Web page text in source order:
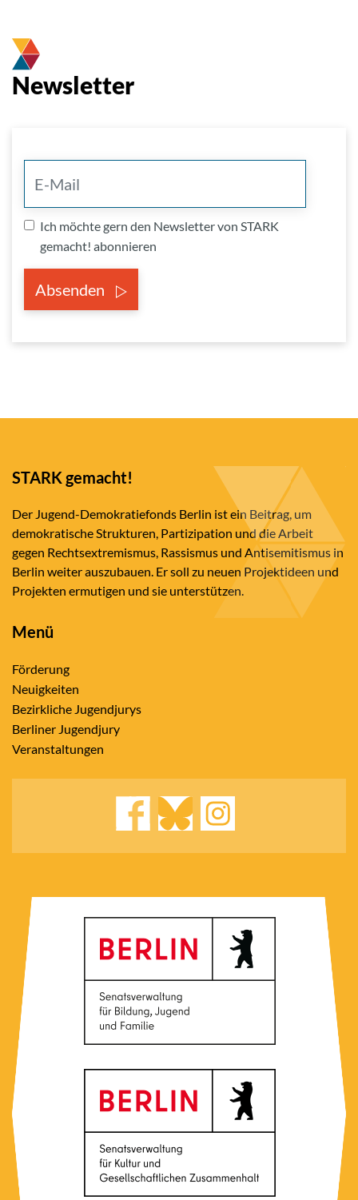
Newsletter
Ich möchte gern den Newsletter von STARK
gemacht! abonnieren
Absenden
STARK gemacht!
Der Jugend-Demokratiefonds Berlin ist ein Beitrag, um
demokratische Strukturen, Partizipation und die Arbeit
gegen Rechtsextremismus, Rassismus und Antisemitismus in
Berlin weiter auszubauen. Er soll zu neuen Projektideen und
Projekten ermutigen und sie unterstützen.
Menü
Förderung
Neuigkeiten
Bezirkliche Jugendjurys
Berliner Jugendjury
Veranstaltungen